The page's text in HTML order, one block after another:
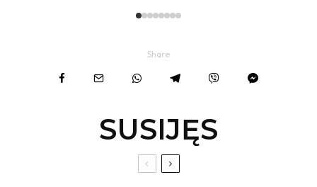
Share
SUSIJĘS